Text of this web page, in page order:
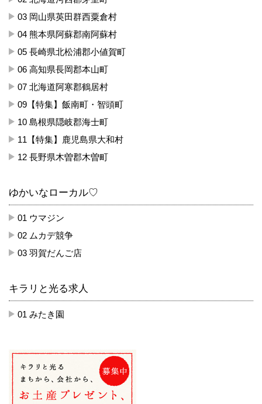
ゆかいなローカル♡
01 ウマジン
02 ムカデ競争
03 羽賀だんご店
03 岡山県英田群西粟倉村
04 熊本県阿蘇郡南阿蘇村
05 長崎県北松浦郡小値賀町
06 高知県長岡郡本山町
07 北海道阿寒郡鶴居村
09【特集】飯南町・智頭町
10 島根県隠岐郡海士町
11【特集】鹿児島県大和村
12 長野県木曽郡木曽町
キラリと光る求人
01 みたき園